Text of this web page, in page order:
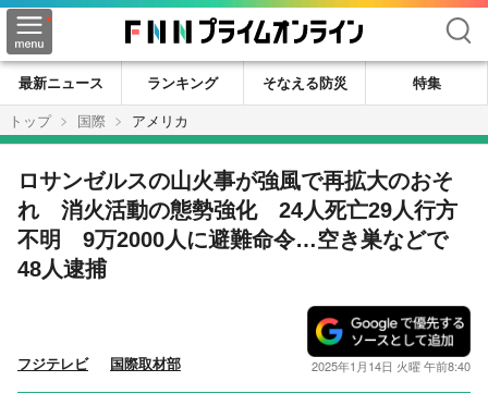
検索
最新ニュース ランキング そなえる防災
特集
トップ
国際 アメリカ
ロサンゼルスの山火事が強風で再拡大のおそ
れ 消火活動の態勢強化 24人死亡29人行方
不明 9万2000人に避難命令…空き巣などで
48人逮捕
フジテレビ 国際取材部 2025年1月14日 火曜 午前8:40